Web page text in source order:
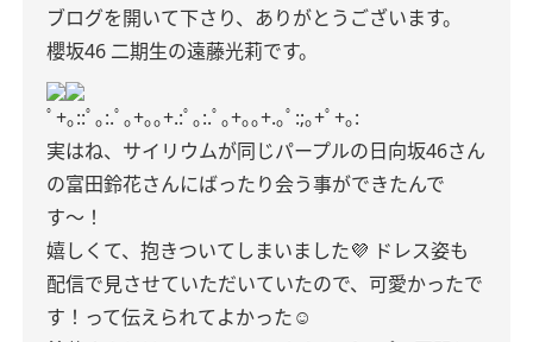
ブログを開いて下さり、ありがとうございます。
櫻坂46 二期生の遠藤光莉です。
ﾟ+｡::ﾟ｡:.ﾟ｡+｡｡+.:ﾟ｡:.ﾟ｡+｡｡+.｡ﾟ:;｡+ﾟ+｡:
実はね、サイリウムが同じパープルの日向坂46さん
の富田鈴花さんにばったり会う事ができたんで
す〜！
嬉しくて、抱きついてしまいました💜 ドレス姿も
配信で見させていただいていたので、可愛かったで
す！って伝えられてよかった☺️